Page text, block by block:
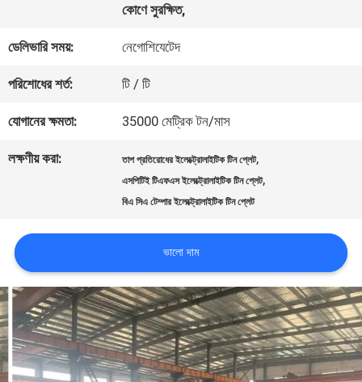
যোগাযোগ
করুন
উদ্ধৃতির
জন্য
আবেদন
কোণে সুরক্ষিত,
ডেলিভারি সময়: নেগোশিযেটেদ
পরিশোধের শর্ত: টি / টি
যোগানের ক্ষমতা: 35000 মেট্রিক টন/মাস
লক্ষণীয় করা: তাপ প্রতিরোধের ইলেক্ট্রোলাইটিক টিন প্লেট,
এসপিটিই টিএফএস ইলেক্ট্রোলাইটিক টিন প্লেট,
বিএ সিএ টেম্পার ইলেক্ট্রোলাইটিক টিন প্লেট
ভালো দাম